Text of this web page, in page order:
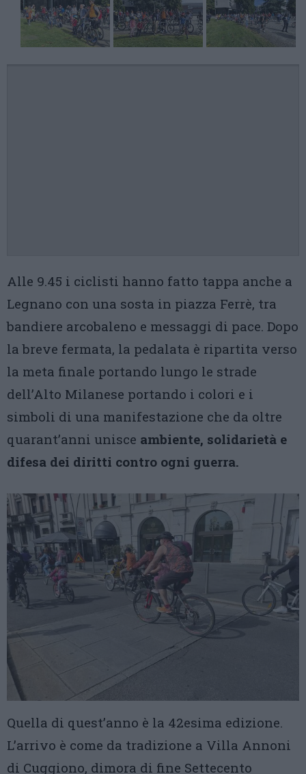
Alle 9.45 i ciclisti hanno fatto tappa anche a
Legnano con una sosta in piazza Ferrè, tra
bandiere arcobaleno e messaggi di pace. Dopo
la breve fermata, la pedalata è ripartita verso
la meta finale portando lungo le strade
dell’Alto Milanese portando i colori e i
simboli di una manifestazione che da oltre
quarant’anni unisce ambiente, solidarietà e
difesa dei diritti contro ogni guerra.
Quella di quest’anno è la 42esima edizione.
L’arrivo è come da tradizione a Villa Annoni
di Cuggiono, dimora di fine Settecento